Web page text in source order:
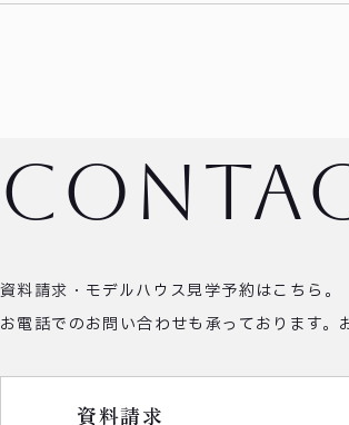
資料請求・モデルハウス見学予約はこちら。
お電話でのお問い合わせも承っております。
資料請求